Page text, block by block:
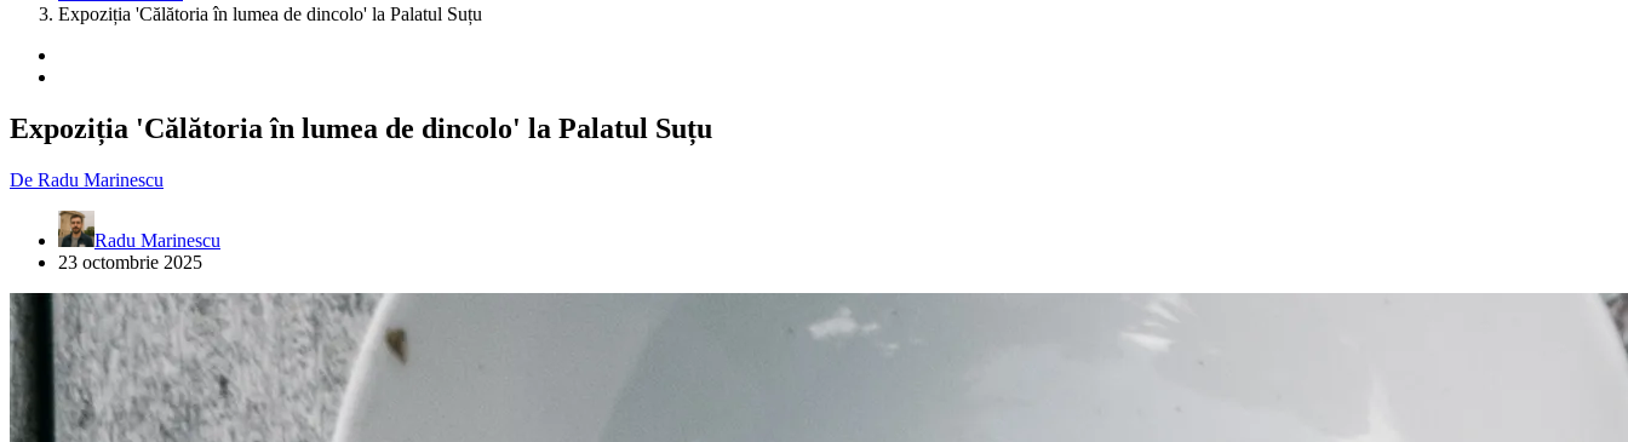
Expoziția 'Călătoria în lumea de dincolo' la Palatul Suțu
Expoziția 'Călătoria în lumea de dincolo' la Palatul Suțu
De Radu Marinescu
Radu Marinescu
23 octombrie 2025